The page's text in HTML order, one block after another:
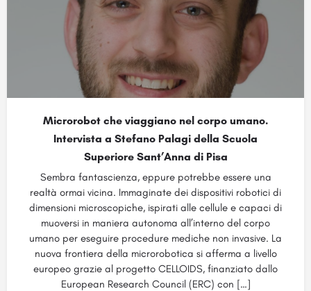
Microrobot che viaggiano nel corpo umano.
Intervista a Stefano Palagi della Scuola
Superiore Sant’Anna di Pisa
Sembra fantascienza, eppure potrebbe essere una
realtà ormai vicina. Immaginate dei dispositivi robotici di
dimensioni microscopiche, ispirati alle cellule e capaci di
muoversi in maniera autonoma all’interno del corpo
umano per eseguire procedure mediche non invasive. La
nuova frontiera della microrobotica si afferma a livello
europeo grazie al progetto CELLOIDS, finanziato dallo
European Research Council (ERC) con […]